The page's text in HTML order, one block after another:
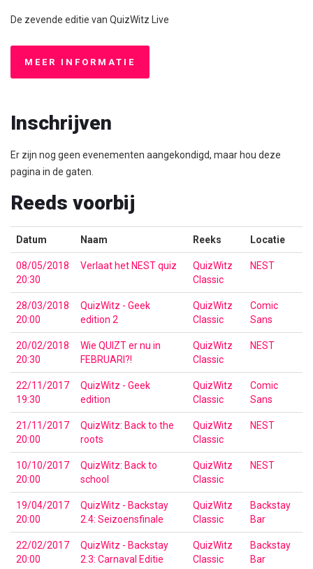
De zevende editie van QuizWitz Live
MEER INFORMATIE
Inschrijven
Er zijn nog geen evenementen aangekondigd, maar hou deze
pagina in de gaten.
Reeds voorbij
Datum Naam Reeks Locatie
08/05/2018
20:30
Verlaat het NEST quiz
QuizWitz
Classic
NEST
28/03/2018
20:00
QuizWitz - Geek
edition 2
QuizWitz
Classic
Comic
Sans
20/02/2018
20:30
Wie QUIZT er nu in
FEBRUARI?!
QuizWitz
Classic
NEST
22/11/2017
19:30
QuizWitz - Geek
edition
QuizWitz
Classic
Comic
Sans
21/11/2017
20:00
QuizWitz: Back to the
roots
QuizWitz
Classic
NEST
10/10/2017
20:00
QuizWitz: Back to
school
QuizWitz
Classic
NEST
19/04/2017
20:00
QuizWitz - Backstay
2.4: Seizoensfinale
QuizWitz
Classic
Backstay
Bar
22/02/2017
20:00
QuizWitz - Backstay
2.3: Carnaval Editie
QuizWitz
Classic
Backstay
Bar